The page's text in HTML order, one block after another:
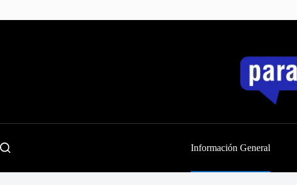
Información General